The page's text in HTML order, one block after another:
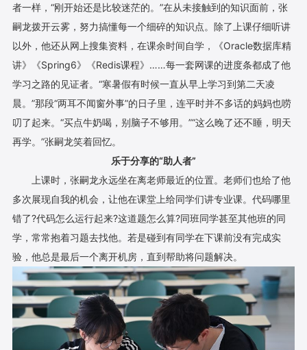
者一样，“刚开始还是比较迷茫的。”在从未接触到的知识面前，张
嗣龙拨开云雾，努力搞懂每一个细碎的知识点。除了上课仔细听讲
以外，他还从网上搜集资料，在课余时间自学，《Oracle数据库精
讲》《Spring6》《Redis课程》……每一套网课的进度条都成了他
学习之路的见证者。“寒暑假有时候一直从早上学习到第二天凌
晨。”那段“两耳不闻窗外事”的日子里，连平时并不多话的妈妈也唠
叨了起来。“买点牛奶喝，别脑子不够用。”“这么晚了还不睡，明天
再学。”张嗣龙笑着回忆。
乐于分享的“助人者”
上课时，张嗣龙永远坐在离老师最近的位置。老师们也给了他
多次展现自我的机会，让他在课堂上给同学们讲专业课。代码哪里
错了?代码怎么运行起来?这道题怎么算?同班同学甚至其他班的同
学，常常抱着习题去找他。若是碰到有同学在下课前没有完成实
验，他总是最后一个离开机房，直到帮助将问题解决。